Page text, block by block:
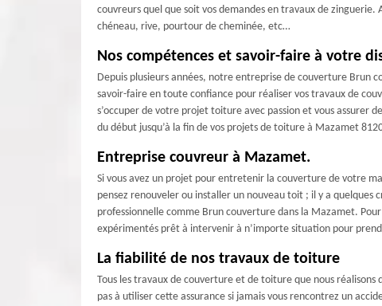
couvreurs quel que soit vos demandes en travaux de
chéneau, rive, pourtour de cheminée, etc…
Nos compétences et savoir-faire à votre
Depuis plusieurs années, notre entreprise de couverture Brun
savoir-faire en toute confiance pour réaliser vos travaux de
s’occuper de votre projet toiture avec passion et vous assurer
du début jusqu’à la fin de vos projets de toiture à Mazamet
Entreprise couvreur à Mazamet.
Si vous avez un projet pour entretenir la couverture de votre
pensez renouveler ou installer un nouveau toit ; il y a
professionnelle comme Brun couverture dans la Mazamet.
expérimentés prêt à intervenir à n’importe situation pour
La fiabilité de nos travaux de toiture
Tous les travaux de couverture et de toiture que nous réalisons
pas à utiliser cette assurance si jamais vous rencontrez un